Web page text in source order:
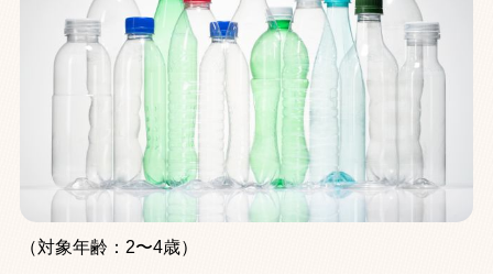
（対象年齢：2〜4歳）